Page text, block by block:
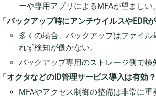
ーや専用アプリによるMFAが望ましい。
バックアップ時にアンチウイルスやEDRが
多くの場合、バックアップはファイ
れず検知が働かない。
バックアップ専用のストレージ側で検
オクタなどのID管理サービス導入は有効？
MFAやアクセス制御の整備は非常に